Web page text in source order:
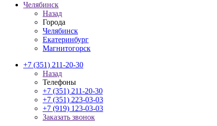
Челябинск
Назад
Города
Челябинск
Екатеринбург
Магнитогорск
+7 (351) 211-20-30
Назад
Телефоны
+7 (351) 211-20-30
+7 (351) 223-03-03
+7 (919) 123-03-03
Заказать звонок